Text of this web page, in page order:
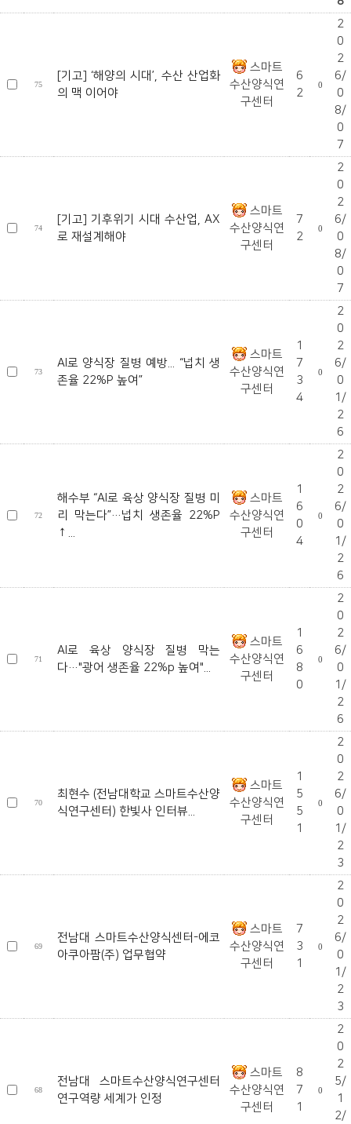
75
[기고] ‘해양의 시대’, 수산 산업화
의 맥 이어야
스마트
수산양식연
구센터
6
2
0
2
0
2
6/
0
8/
0
7
74
[기고] 기후위기 시대 수산업, AX
로 재설계해야
스마트
수산양식연
구센터
7
2
0
2
0
2
6/
0
8/
0
7
73
AI로 양식장 질병 예방... “넙치 생
존율 22%P 높여”
스마트
수산양식연
구센터
1
7
3
4
0
2
0
2
6/
0
1/
2
6
72
해수부 “AI로 육상 양식장 질병 미
리 막는다”…넙치 생존율 22%P
↑...
스마트
수산양식연
구센터
1
6
0
4
0
2
0
2
6/
0
1/
2
6
71
AI로 육상 양식장 질병 막는
다…"광어 생존율 22%p 높여"...
스마트
수산양식연
구센터
1
6
8
0
0
2
0
2
6/
0
1/
2
6
70
최현수 (전남대학교 스마트수산양
식연구센터) 한빛사 인터뷰...
스마트
수산양식연
구센터
1
5
5
1
0
2
0
2
6/
0
1/
2
3
69
전남대 스마트수산양식센터-에코
아쿠아팜(주) 업무협약
스마트
수산양식연
구센터
7
3
1
0
2
0
2
6/
0
1/
2
3
68
전남대 스마트수산양식연구센터
연구역량 세계가 인정
스마트
수산양식연
구센터
8
7
1
0
2
0
2
5/
1
2/